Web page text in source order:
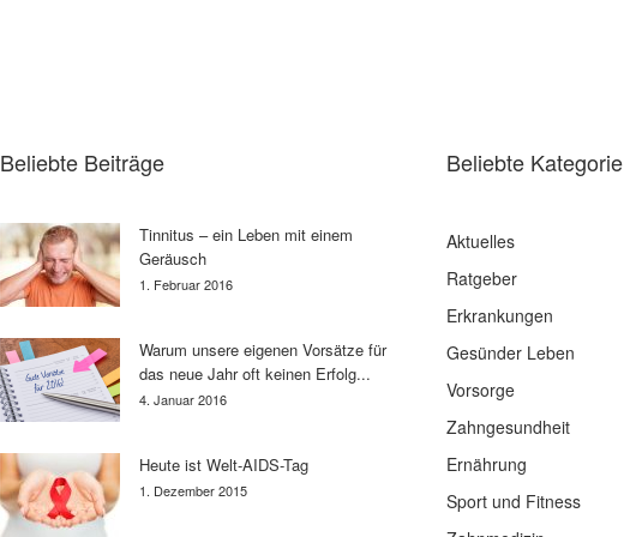
Beliebte Beiträge
Tinnitus – ein Leben mit einem
Geräusch
1. Februar 2016
Warum unsere eigenen Vorsätze für
das neue Jahr oft keinen Erfolg...
4. Januar 2016
Heute ist Welt-AIDS-Tag
1. Dezember 2015
Beliebte Kategorie
Aktuelles
Ratgeber
Erkrankungen
Gesünder Leben
Vorsorge
Zahngesundheit
Ernährung
Sport und Fitness